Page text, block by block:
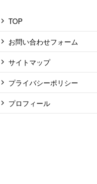
TOP
お問い合わせフォーム
サイトマップ
プライバシーポリシー
プロフィール